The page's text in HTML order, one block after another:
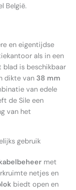
België.
en eigentijdse
als in een
is beschikbaar
dikte van 38 mm
van edele
de Sile een
van het
gebruik
met
netjes en
biedt open en